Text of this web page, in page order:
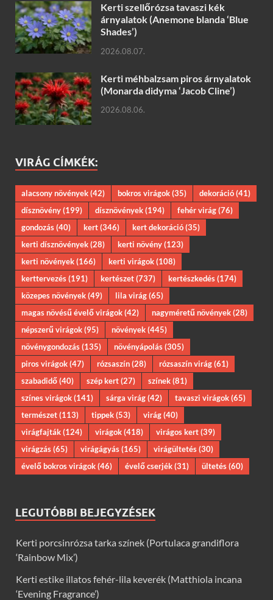
Kerti szellőrózsa tavaszi kék
árnyalatok (Anemone blanda ‘Blue
Shades’)
2026.08.07.
Kerti méhbalzsam piros árnyalatok
(Monarda didyma ‘Jacob Cline’)
2026.08.06.
VIRÁG CÍMKÉK:
alacsony növények(42) bokros virágok(35) dekoráció(41)
dísznövény(199) dísznövények(194) fehér virág(76)
gondozás(40) kert(346) kert dekoráció(35)
kerti dísznövények(28) kerti növény(123)
kerti növények(166) kerti virágok(108)
kerttervezés(191) kertészet(737) kertészkedés(174)
közepes növények(49) lila virág(65)
magas növésű évelő virágok(42) nagyméretű növények(28)
népszerű virágok(95) növények(445)
növénygondozás(135) növényápolás(305)
piros virágok(47) rózsaszín(28) rózsaszín virág(61)
szabadidő(40) szép kert(27) színek(81)
színes virágok(141) sárga virág(42) tavaszi virágok(65)
természet(113) tippek(53) virág(40)
virágfajták(124) virágok(418) virágos kert(39)
virágzás(65) virágágyás(165) virágültetés(30)
évelő bokros virágok(46) évelő cserjék(31) ültetés(60)
LEGUTÓBBI BEJEGYZÉSEK
Kerti porcsinrózsa tarka színek (Portulaca grandiflora
‘Rainbow Mix’)
Kerti estike illatos fehér-lila keverék (Matthiola incana
‘Evening Fragrance’)